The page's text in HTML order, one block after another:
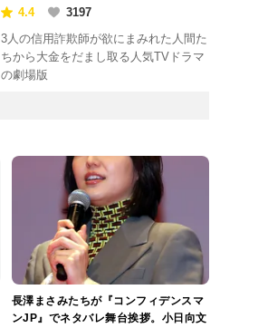
4.4
3197
3人の信用詐欺師が欲にまみれた人間た
ちから大金をだまし取る人気TVドラマ
の劇場版
長澤まさみたちが『コンフィデンスマ
ンJP』でネタバレ舞台挨拶。小日向文